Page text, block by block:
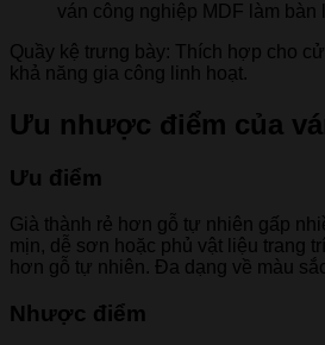
ván công nghiệp MDF làm bàn
Quầy kệ trưng bày: Thích hợp cho
khả năng gia công linh hoạt.
Ưu nhược điểm của
Ưu điểm
Già thành rẻ hơn gỗ tự nhiên gấp
mịn, dễ sơn hoặc phủ vật liệu trang
hơn gỗ tự nhiên. Đa dạng về màu
Nhược điểm